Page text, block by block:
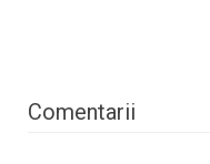
Comentarii